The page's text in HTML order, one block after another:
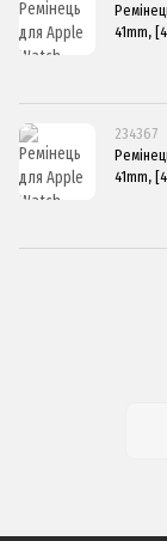
41mm,
234367
41mm,